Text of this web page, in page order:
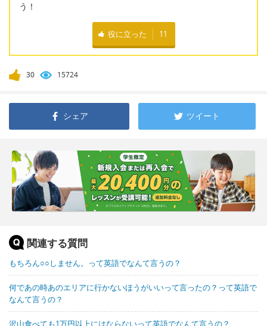
う！
役に立った 11
30 15724
シェア ツイート
関連する質問
もちろん○○しません。って英語でなんて言うの？
何であの時あのエリアに行かないほうがいいって言ったの？って英語で
なんて言うの？
沢山食べても1万円以上にはならないって英語でなんて言うの？